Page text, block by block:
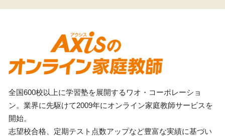
全国600校以上に学習塾を展開するワオ・コーポレーショ
ン。業界に先駆けて2009年にオンライン家庭教師サービスを
開始。
志望校合格、定期テスト点数アップなど豊富な実績に基づい